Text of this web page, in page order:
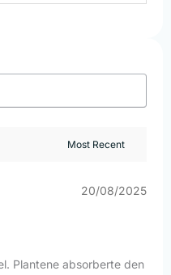
20/08/2025
Plantene absorberte den